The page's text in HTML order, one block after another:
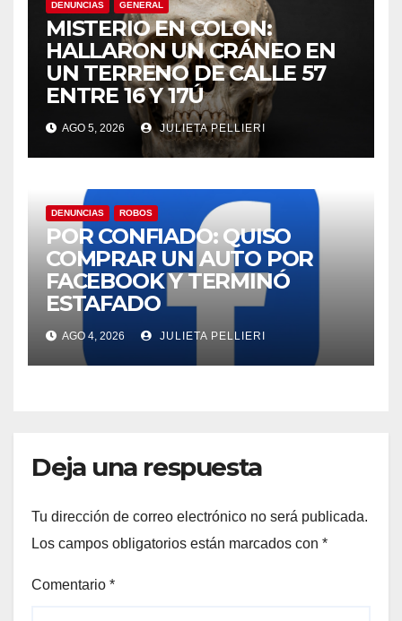
DENUNCIAS GENERAL
MISTERIO EN COLON:
HALLARON UN CRÁNEO EN
UN TERRENO DE CALLE 57
ENTRE 16 Y 17Ú
AGO 5, 2026 JULIETA PELLIERI
DENUNCIAS ROBOS
POR CONFIADO: QUISO
COMPRAR UN AUTO POR
FACEBOOK Y TERMINÓ
ESTAFADO
AGO 4, 2026 JULIETA PELLIERI
Deja una respuesta
Tu dirección de correo electrónico no será publicada.
Los campos obligatorios están marcados con *
Comentario *